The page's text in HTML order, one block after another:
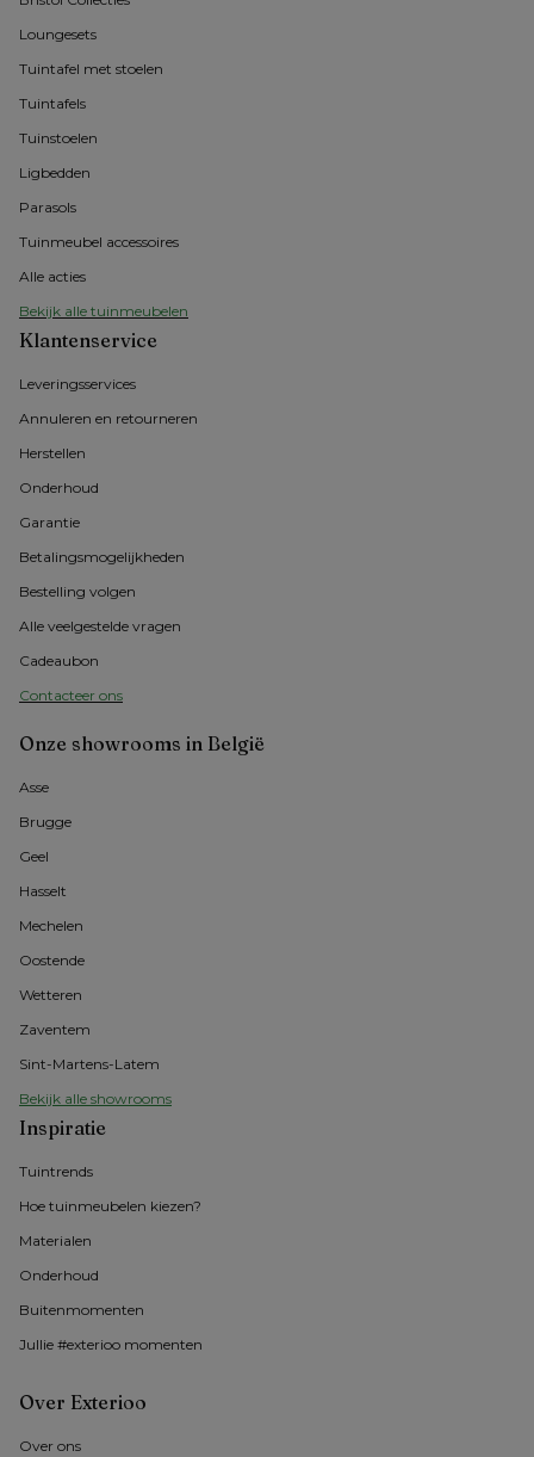
Loungesets
Tuintafel met stoelen
Tuintafels
Tuinstoelen
Ligbedden
Parasols
Tuinmeubel accessoires
Alle acties
Bekijk alle tuinmeubelen
Klantenservice
Leveringsservices
Annuleren en retourneren
Herstellen
Onderhoud
Garantie
Betalingsmogelijkheden
Bestelling volgen
Alle veelgestelde vragen
Cadeaubon
Contacteer ons
Onze showrooms in België
Asse
Brugge
Geel
Hasselt
Mechelen
Oostende
Wetteren
Zaventem
Sint-Martens-Latem
Bekijk alle showrooms
Inspiratie
Tuintrends
Hoe tuinmeubelen kiezen?
Materialen
Onderhoud
Buitenmomenten
Jullie #exterioo momenten
Over Exterioo
Over ons